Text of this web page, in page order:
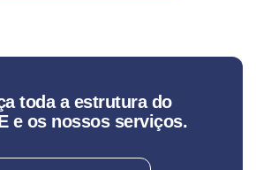
toda a estrutura do
e os nossos serviços.